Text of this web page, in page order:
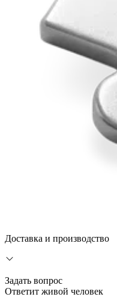
Доставка и производство
Задать вопрос
Ответит живой человек